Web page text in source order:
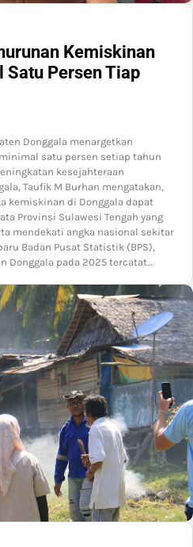
Kemiskinan
Persen Tiap
Donggala menargetkan
satu persen setiap tahun
kesejahteraan
Taufik M Burhan mengatakan,
kemiskinan di Donggala dapat
Provinsi Sulawesi Tengah yang
mendekati angka nasional sekitar
Badan Pusat Statistik (BPS),
Donggala pada 2025 tercatat…